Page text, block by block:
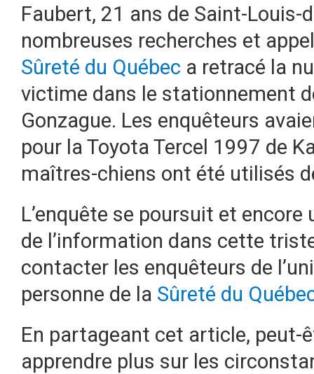
Faubert, 21 ans de Saint-Louis-
nombreuses recherches et
Sûreté du Québec a retracé la
victime dans le stationnement
Gonzague. Les enquêteurs
pour la Toyota Tercel 1997 de
maîtres-chiens ont été utilisés
L’enquête se poursuit et
de l’information dans cette
contacter les enquêteurs de
personne de la Sûreté du
En partageant cet article, peut-
apprendre plus sur les